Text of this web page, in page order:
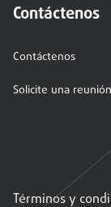
Contáctenos
Contáctenos
Solicite una reunión
Términos y